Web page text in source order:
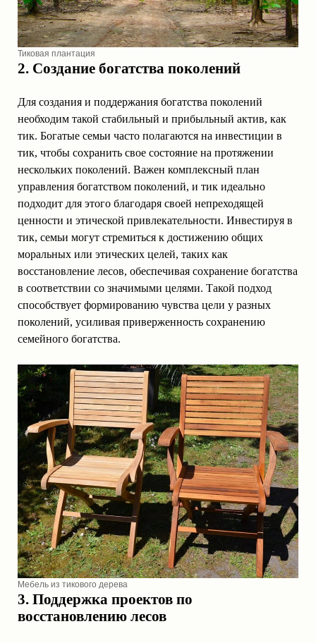
Тиковая плантация
2. Создание богатства поколений
Для создания и поддержания богатства поколений
необходим такой стабильный и прибыльный актив, как
тик. Богатые семьи часто полагаются на инвестиции в
тик, чтобы сохранить свое состояние на протяжении
нескольких поколений. Важен комплексный план
управления богатством поколений, и тик идеально
подходит для этого благодаря своей непреходящей
ценности и этической привлекательности. Инвестируя в
тик, семьи могут стремиться к достижению общих
моральных или этических целей, таких как
восстановление лесов, обеспечивая сохранение богатства
в соответствии со значимыми целями. Такой подход
способствует формированию чувства цели у разных
поколений, усиливая приверженность сохранению
семейного богатства.
Мебель из тикового дерева
3. Поддержка проектов по
восстановлению лесов